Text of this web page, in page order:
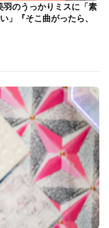
のうっかりミスに「素
」『そこ曲がったら、